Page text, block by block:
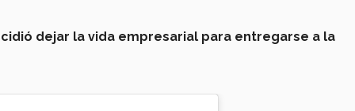
dejar la vida empresarial para entregarse a la